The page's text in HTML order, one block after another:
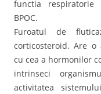
functia
BPOC.
Furoatul de
corticosteroid. Are o
cu cea a hormonilor
intrinseci
activitatea